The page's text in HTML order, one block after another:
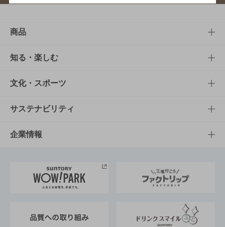
商品
商品TOP
商品一覧
商品発売情報
栄養成分一覧
知る・楽しむ
知る・楽しむTOP
キャンペーン
工場見学
地域情報
文化・スポーツ
文化・スポーツTOP
サントリーホール
サントリーサンバーズ大阪
サステナビリティ
サステナビリティTOP
サントリーが考えるサステナビリティ経営
企業情報
企業概要